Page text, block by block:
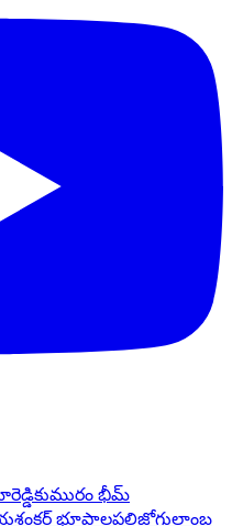
కుమురం భీమ్
భూపాలపల్లిజోగులాంబ